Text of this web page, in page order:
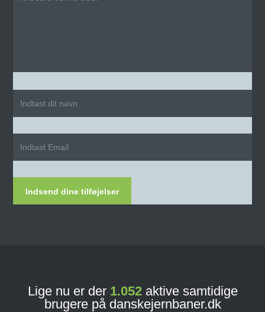
Indsend dine tilføjelser
Lige nu er der 1.052aktive samtidige
brugere på danskejernbaner.dk